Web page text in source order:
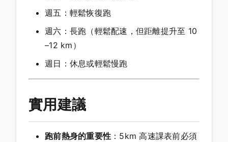
週五：輕鬆恢復跑
週六：長跑（輕鬆配速，但距離提升至 10
–12 km）
週日：休息或輕鬆慢跑
實用建議
跑前熱身的重要性 ：5km 高速課表前必須